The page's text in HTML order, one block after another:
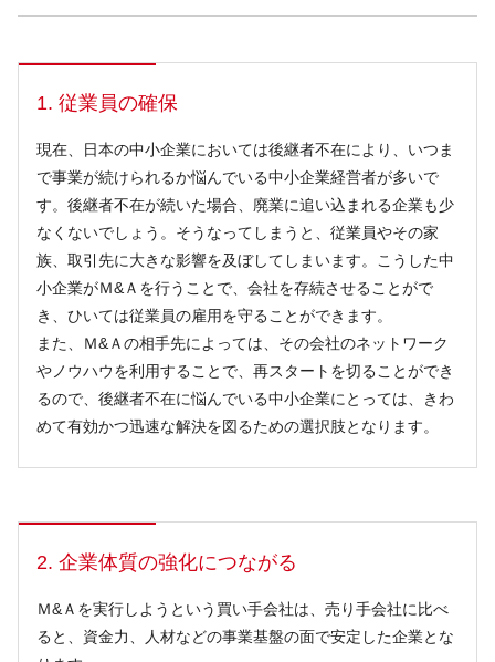
1. 従業員の確保
現在、日本の中小企業においては後継者不在により、いつま
で事業が続けられるか悩んでいる中小企業経営者が多いで
す。後継者不在が続いた場合、廃業に追い込まれる企業も少
なくないでしょう。そうなってしまうと、従業員やその家
族、取引先に大きな影響を及ぼしてしまいます。こうした中
小企業がＭ&Ａを行うことで、会社を存続させることがで
き、ひいては従業員の雇用を守ることができます。
また、Ｍ&Ａの相手先によっては、その会社のネットワーク
やノウハウを利用することで、再スタートを切ることができ
るので、後継者不在に悩んでいる中小企業にとっては、きわ
めて有効かつ迅速な解決を図るための選択肢となります。
2. 企業体質の強化につながる
Ｍ&Ａを実行しようという買い手会社は、売り手会社に比べ
ると、資金力、人材などの事業基盤の面で安定した企業とな